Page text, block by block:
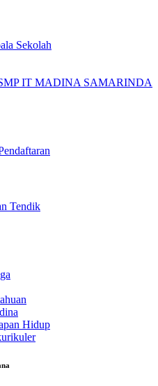
Sekolah
IT MADINA SAMARINDA
Tendik
Hidup